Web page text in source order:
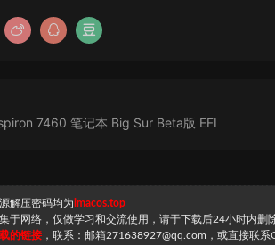
7460 笔记本 Big Sur Beta版 EFI
解压密码均为imacos.top
于网络，仅做学习和交流使用，请于下载后24小时内删
的链接 ，联系：邮箱271638927@qq.com，或直接联